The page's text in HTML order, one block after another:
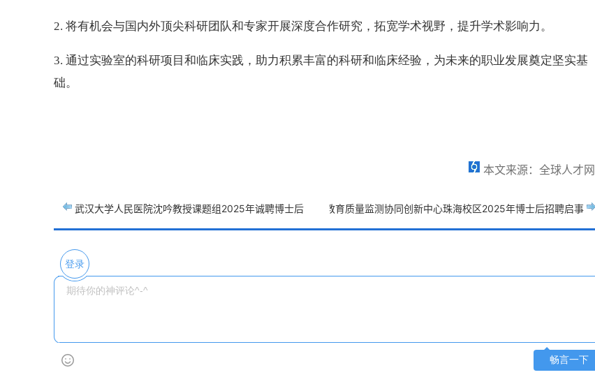
2. 将有机会与国内外顶尖科研团队和专家开展深度合作研究，拓宽学术视野，提升学术影响力。
3. 通过实验室的科研项目和临床实践，助力积累丰富的科研和临床经验，为未来的职业发展奠定坚实基
础。
本文来源：全球人才网
武汉大学人民医院沈吟教授课题组2025年诚聘博士后北京师范大学中国基础教育质量监测协同创新中心珠海校区2025年博士后招聘启事
登录
畅言一下